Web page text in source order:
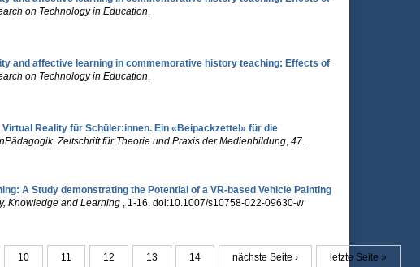
on Technology in Education.
and affective learning in commemorative history teaching: Effects of
on Technology in Education.
Virtual Reality für Schüler:innen. Ein «Beipackzettel» für die
Zeitschrift für Theorie und Praxis der Medienbildung, 47.
A Study demonstrating the Potential of a VR-based Vehicle Painting
Knowledge and Learning , 1-16. doi:10.1007/s10758-022-09630-w
10 11 12 13 14 nächste Seite › letzte Seite »